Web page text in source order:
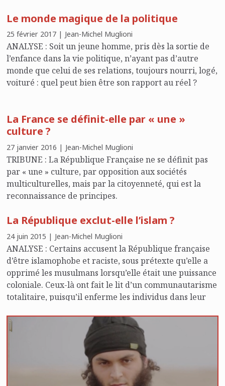
chacun ose juger ce qui se donne comme des travaux
scientifiques ou comme des jugements d’experts et
sache dire non.
Le monde magique de la politique
25 février 2017 | Jean-Michel Muglioni
ANALYSE : Soit un jeune homme, pris dès la sortie de
l’enfance dans la vie politique, n’ayant pas d’autre
monde que celui de ses relations, toujours nourri, logé,
voituré : quel peut bien être son rapport au réel ?
La France se définit-elle par « une »
culture ?
27 janvier 2016 | Jean-Michel Muglioni
TRIBUNE : La République Française ne se définit pas
par « une » culture, par opposition aux sociétés
multiculturelles, mais par la citoyenneté, qui est la
reconnaissance de principes.
La République exclut-elle l’islam ?
24 juin 2015 | Jean-Michel Muglioni
ANALYSE : Certains accusent la République française
d’être islamophobe et raciste, sous prétexte qu’elle a
opprimé les musulmans lorsqu’elle était une puissance
coloniale. Ceux-là ont fait le lit d’un communautarisme
totalitaire, puisqu’il enferme les individus dans leur